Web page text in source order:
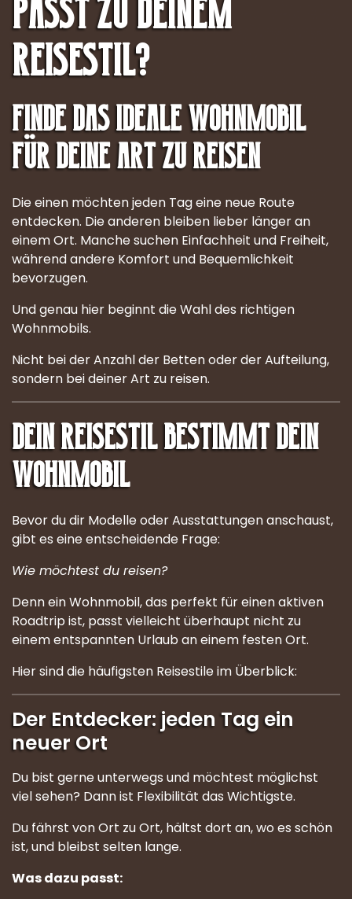
Reisestil?
Finde das ideale Wohnmobil
für deine Art zu reisen
Die einen möchten jeden Tag eine neue Route
entdecken. Die anderen bleiben lieber länger an
einem Ort. Manche suchen Einfachheit und Freiheit,
während andere Komfort und Bequemlichkeit
bevorzugen.
Und genau hier beginnt die Wahl des richtigen
Wohnmobils.
Nicht bei der Anzahl der Betten oder der Aufteilung,
sondern bei deiner Art zu reisen.
Dein Reisestil bestimmt dein
Wohnmobil
Bevor du dir Modelle oder Ausstattungen anschaust,
gibt es eine entscheidende Frage:
Wie möchtest du reisen?
Denn ein Wohnmobil, das perfekt für einen aktiven
Roadtrip ist, passt vielleicht überhaupt nicht zu
einem entspannten Urlaub an einem festen Ort.
Hier sind die häufigsten Reisestile im Überblick:
Der Entdecker: jeden Tag ein
neuer Ort
Du bist gerne unterwegs und möchtest möglichst
viel sehen? Dann ist Flexibilität das Wichtigste.
Du fährst von Ort zu Ort, hältst dort an, wo es schön
ist, und bleibst selten lange.
Was dazu passt: